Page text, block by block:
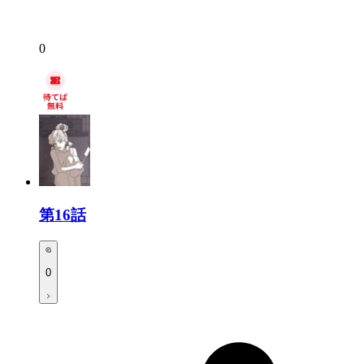
0
第16話
0